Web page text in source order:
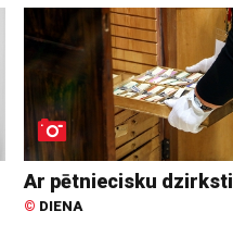
Ar pētniecisku dzirksti
© DIENA